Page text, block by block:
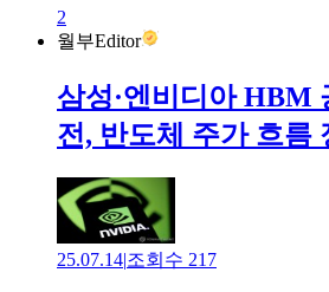
2
월부Editor
삼성·엔비디아 HBM
전, 반도체 주가 흐름
25.07.14|조회수 217